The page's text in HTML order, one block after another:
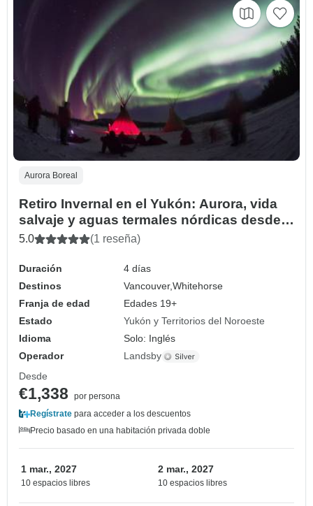
Aurora Boreal
Retiro Invernal en el Yukón: Aurora, vida
salvaje y aguas termales nórdicas desde
Vancouver
5.0 (1 reseña)
Duración
4 días
Destinos
Vancouver,Whitehorse
Franja de edad
Edades 19+
Estado
Yukón y Territorios del Noroeste
Idioma
Solo: Inglés
Operador
Landsby
Desde
€1,338
por persona
Regístrate para acceder a los descuentos
Precio basado en una habitación privada doble
1 mar., 2027
10 espacios libres
2 mar., 2027
10 espacios libres